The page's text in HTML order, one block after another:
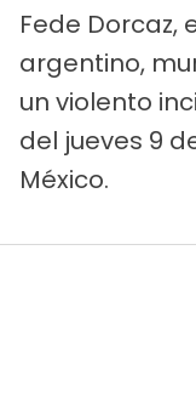
Fede Dorcaz,
argentino,
un violento
del jueves 9
México.